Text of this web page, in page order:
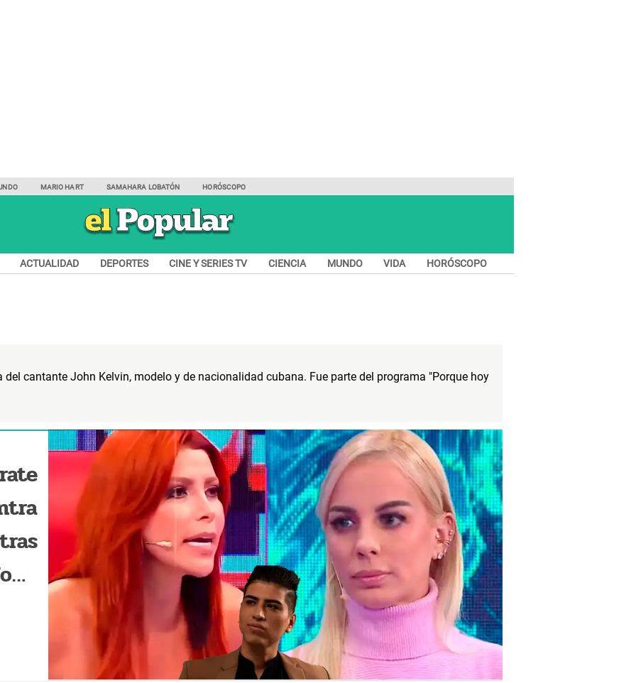
MARIO HART SAMAHARA LOBATÓN HORÓSCOPO
ACTUALIDAD DEPORTES CINE Y SERIES TV CIENCIA MUNDO VIDA HORÓSCOPO
del cantante John Kelvin, modelo y de nacionalidad cubana. Fue parte del programa "Porque hoy